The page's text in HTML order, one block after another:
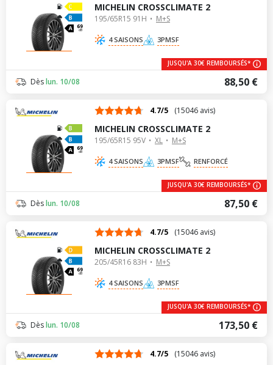
69
dB
MICHELIN CROSSCLIMATE 2
195/65R15 91H M+S
4 SAISONS 3PMSF
88,50 €
Dèslun. 10/08
JUSQU'A 30€ REMBOURSÉS*
69
dB
4.7/5 (15046 avis)
MICHELIN CROSSCLIMATE 2
195/65R15 95V XL M+S
4 SAISONS 3PMSF RENFORCÉ
87,50 €
Dèslun. 10/08
JUSQU'A 30€ REMBOURSÉS*
69
dB
4.7/5 (15046 avis)
MICHELIN CROSSCLIMATE 2
205/45R16 83H M+S
4 SAISONS 3PMSF
173,50 €
Dèslun. 10/08
JUSQU'A 30€ REMBOURSÉS*
4.7/5 (15046 avis)